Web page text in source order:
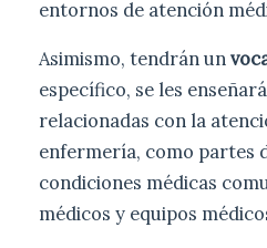
entornos de atención
Asimismo, tendrán un
específico, se les
relacionadas con la
enfermería, como partes
condiciones médicas
médicos y equipos